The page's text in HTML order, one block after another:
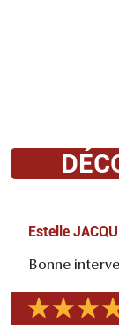
Estelle
Bonne